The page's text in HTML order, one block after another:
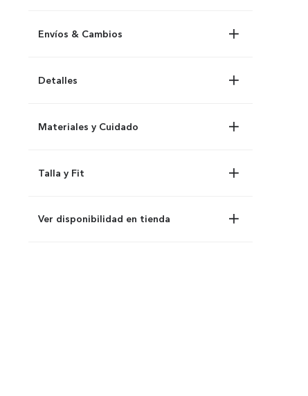
Envíos & Cambios
Detalles
Materiales y Cuidado
Talla y Fit
Ver disponibilidad en tienda